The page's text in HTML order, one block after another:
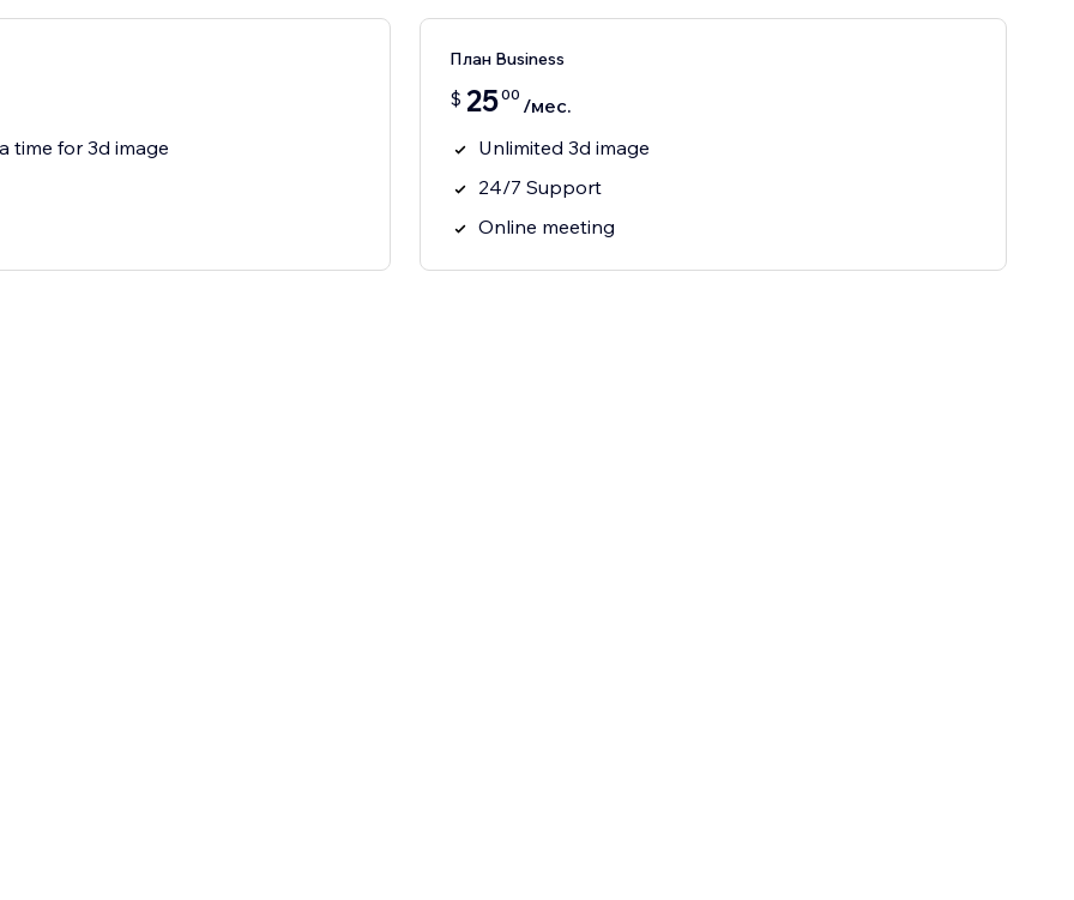
time for 3d image
План Business
$ 2500 /мес.
Unlimited 3d image
24/7 Support
Online meeting